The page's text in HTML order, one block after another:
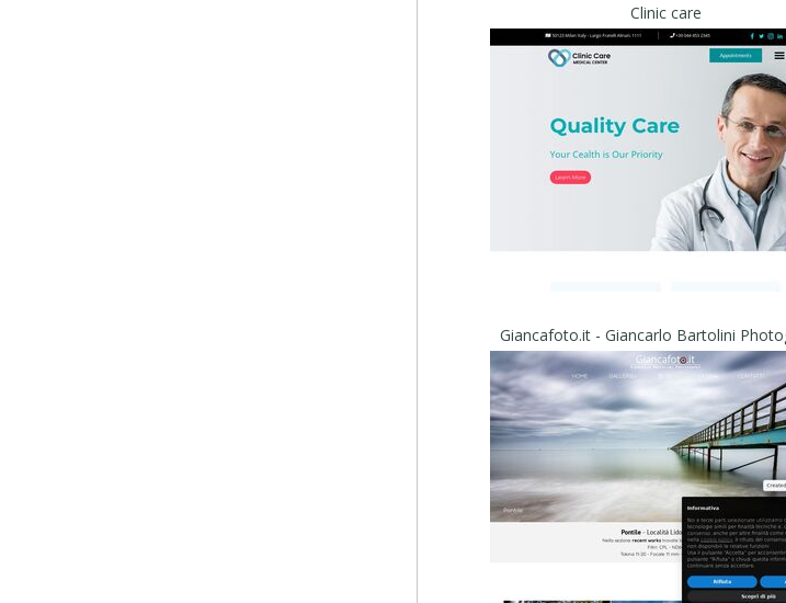
Clinic care
Giancafoto.it - Giancarlo Bartolini